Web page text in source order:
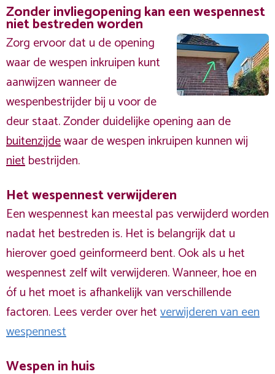
Zonder invliegopening kan een wespennest
niet bestreden worden
Zorg ervoor dat u de opening
waar de wespen inkruipen kunt
aanwijzen wanneer de
wespenbestrijder bij u voor de
deur staat. Zonder duidelijke opening aan de
buitenzijdewaar de wespen inkruipen kunnen wij
nietbestrijden.
Het wespennest verwijderen
Een wespennest kan meestal pas verwijderd worden
nadat het bestreden is. Het is belangrijk dat u
hierover goed geinformeerd bent. Ook als u het
wespennest zelf wilt verwijderen. Wanneer, hoe en
óf u het moet is afhankelijk van verschillende
factoren. Lees verder over hetverwijderen van een
wespennest
Wespen in huis